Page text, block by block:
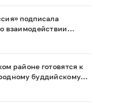
подписала
взаимодействии
палатой РФ и
районе готовятся к
буддийскому